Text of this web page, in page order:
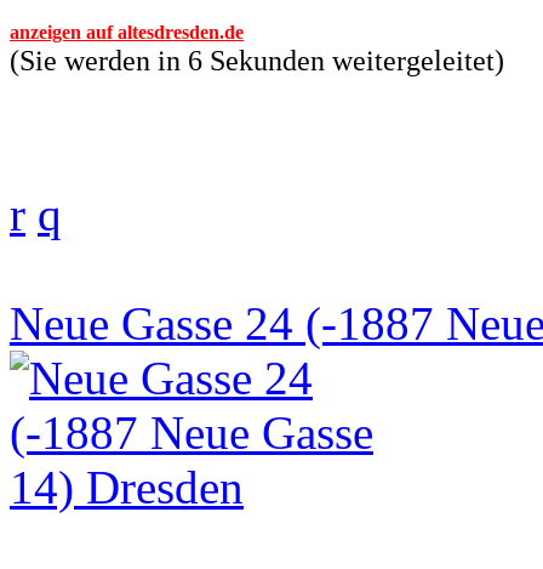
anzeigen auf altesdresden.de
(Sie werden in 6 Sekunden weitergeleitet)
r q
Neue Gasse 24 (-1887